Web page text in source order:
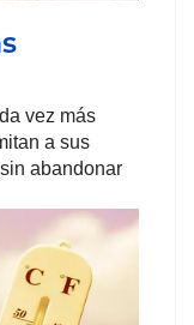
vez más
a sus
abandonar